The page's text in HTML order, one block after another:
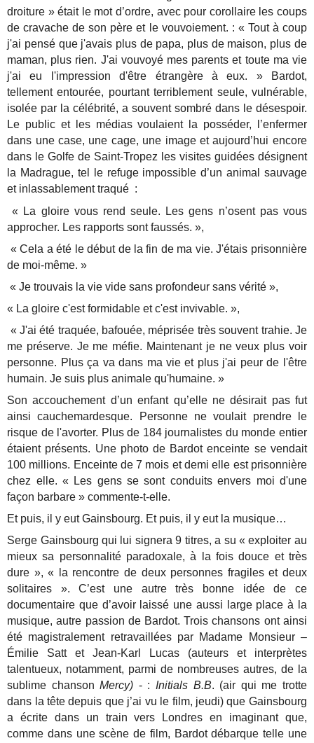
droiture » était le mot d’ordre, avec pour corollaire les coups
de cravache de son père et le vouvoiement. : « Tout à coup
j'ai pensé que j'avais plus de papa, plus de maison, plus de
maman, plus rien. J'ai vouvoyé mes parents et toute ma vie
j'ai eu l'impression d'être étrangère à eux. » Bardot,
tellement entourée, pourtant terriblement seule, vulnérable,
isolée par la célébrité, a souvent sombré dans le désespoir.
Le public et les médias voulaient la posséder, l’enfermer
dans une case, une cage, une image et aujourd’hui encore
dans le Golfe de Saint-Tropez les visites guidées désignent
la Madrague, tel le refuge impossible d’un animal sauvage
et inlassablement traqué :
« La gloire vous rend seule. Les gens n’osent pas vous
approcher. Les rapports sont faussés. »,
« Cela a été le début de la fin de ma vie. J'étais prisonnière
de moi-même. »
« Je trouvais la vie vide sans profondeur sans vérité »,
« La gloire c'est formidable et c'est invivable. »,
« J'ai été traquée, bafouée, méprisée très souvent trahie. Je
me préserve. Je me méfie. Maintenant je ne veux plus voir
personne. Plus ça va dans ma vie et plus j'ai peur de l'être
humain. Je suis plus animale qu'humaine. »
Son accouchement d’un enfant qu’elle ne désirait pas fut
ainsi cauchemardesque. Personne ne voulait prendre le
risque de l'avorter. Plus de 184 journalistes du monde entier
étaient présents. Une photo de Bardot enceinte se vendait
100 millions. Enceinte de 7 mois et demi elle est prisonnière
chez elle. « Les gens se sont conduits envers moi d'une
façon barbare » commente-t-elle.
Et puis, il y eut Gainsbourg. Et puis, il y eut la musique…
Serge Gainsbourg qui lui signera 9 titres, a su « exploiter au
mieux sa personnalité paradoxale, à la fois douce et très
dure », « la rencontre de deux personnes fragiles et deux
solitaires ». C’est une autre très bonne idée de ce
documentaire que d’avoir laissé une aussi large place à la
musique, autre passion de Bardot. Trois chansons ont ainsi
été magistralement retravaillées par Madame Monsieur –
Émilie Satt et Jean-Karl Lucas (auteurs et interprètes
talentueux, notamment, parmi de nombreuses autres, de la
sublime chansonMercy) - : Initials B.B. (air qui me trotte
dans la tête depuis que j’ai vu le film, jeudi) que Gainsbourg
a écrite dans un train vers Londres en imaginant que,
comme dans une scène de film, Bardot débarque telle une